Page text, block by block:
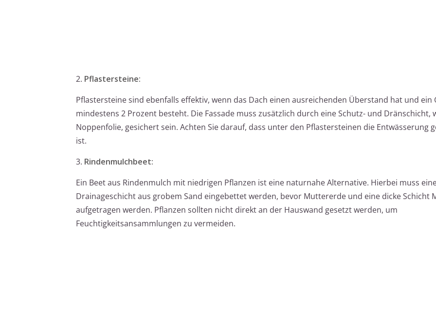
2. Pflastersteine:
Pflastersteine sind ebenfalls effektiv, wenn das Dach einen ausreichenden Überstand hat und ein
mindestens 2 Prozent besteht. Die Fassade muss zusätzlich durch eine Schutz- und Dränschicht,
Noppenfolie, gesichert sein. Achten Sie darauf, dass unter den Pflastersteinen die Entwässerung
ist.
3. Rindenmulchbeet:
Ein Beet aus Rindenmulch mit niedrigen Pflanzen ist eine naturnahe Alternative. Hierbei muss
Drainageschicht aus grobem Sand eingebettet werden, bevor Muttererde und eine dicke Schicht
aufgetragen werden. Pflanzen sollten nicht direkt an der Hauswand gesetzt werden, um
Feuchtigkeitsansammlungen zu vermeiden.